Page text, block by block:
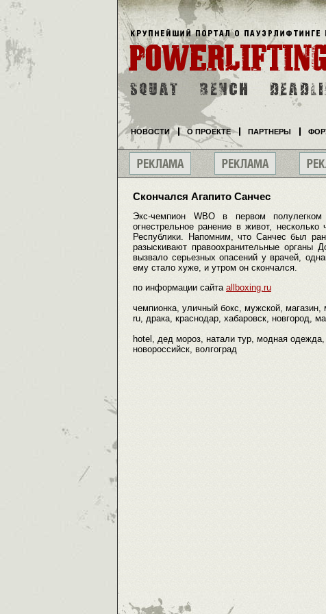
Скончался Агапито Санчес
Экс-чемпион WBO в первом
огнестрельное ранение в живот,
Республики. Напомним, что Санчес был
разыскивают правоохранительные органы
вызвало серьезных опасений у врачей,
ему стало хуже, и утром он скончался.
по информации сайта allboxing.ru
чемпионка, уличный бокс, мужской,
ru, драка, краснодар, хабаровск, новгород,
hotel, дед мороз, натали тур, модная
новороссийск, волгоград
НОВОСТИ О ПРОЕКТЕ ПАРТНЕРЫ